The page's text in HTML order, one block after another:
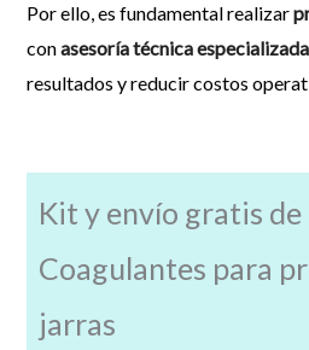
Por ello, es fundamental realizar
conasesoría técnica especializada
resultados y reducir costos
Kit y envío gratis
Coagulantes para
jarras